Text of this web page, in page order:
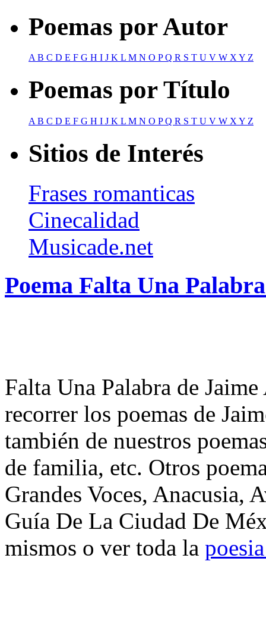
Poemas por Autor
AB C D E F G H I J K L M N O PQ R S T U V W XY Z
Poemas por Título
A B C D E F G H I J K L M N O PQ R S T U V W X Y Z
Sitios de Interés
Frases romanticas
Cinecalidad
Musicade.net
Poema Falta Una
Falta Una Palabra de
recorrer los poemas de
también de nuestros
de familia, etc. Otros
Grandes Voces, Anacusia,
Guía De La Ciudad De
mismos o ver toda la